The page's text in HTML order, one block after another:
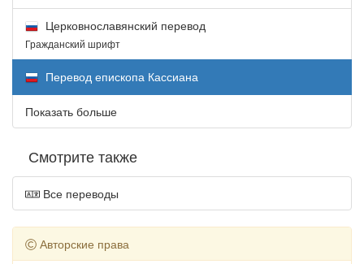
Церковнославянский перевод
Гражданский шрифт
Перевод епископа Кассиана
Показать больше
Смотрите также
Все переводы
Авторские права